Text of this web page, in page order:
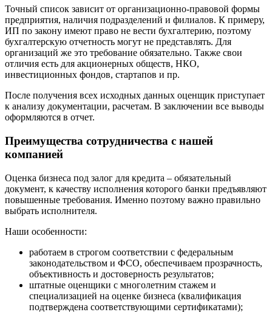
Точный список зависит от организационно-правовой формы
предприятия, наличия подразделений и филиалов. К примеру,
ИП по закону имеют право не вести бухгалтерию, поэтому
бухгалтерскую отчетность могут не представлять. Для
организаций же это требование обязательно. Также свои
отличия есть для акционерных обществ, НКО,
инвестиционных фондов, стартапов и пр.
После получения всех исходных данных оценщик приступает
к анализу документации, расчетам. В заключении все выводы
оформляются в отчет.
Преимущества сотрудничества с нашей
компанией
Оценка бизнеса под залог для кредита – обязательный
документ, к качеству исполнения которого банки предъявляют
повышенные требования. Именно поэтому важно правильно
выбрать исполнителя.
Наши особенности:
работаем в строгом соответствии с федеральным
законодательством и ФСО, обеспечиваем прозрачность,
объективность и достоверность результатов;
штатные оценщики с многолетним стажем и
специализацией на оценке бизнеса (квалификация
подтверждена соответствующими сертификатами);
Горячий Ключ
Грозный
Губаха
Губкин
Губкинский
Гуково
Гусев
Гусь-Хрустальный
Дербент
Джанкой
Дзержинск
Дзержинский
Димитровград
Дмитров
Долгопрудный
Донецк
Дюртюли
Евпатория